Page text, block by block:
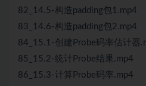
82_14.5-构造padding包1.mp4
83_14.6-构造padding包2.mp4
84_15.1-创建Probe码率估计器
85_15.2-统计Probe结果.mp4
86_15.3-计算Probe码率.mp4